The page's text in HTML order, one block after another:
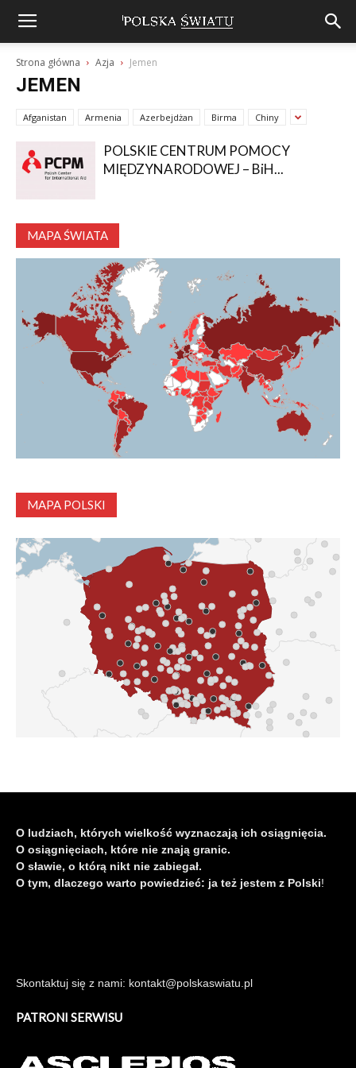
Strona główna Azja Jemen
JEMEN
Afganistan Armenia Azerbejdżan Birma Chiny
POLSKIE CENTRUM POMOCY
MIĘDZYNARODOWEJ – BiH...
MAPA ŚWIATA
MAPA POLSKI
O ludziach, których wielkość wyznaczają ich osiągnięcia.
O osiągnięciach, które nie znają granic.
O sławie, o którą nikt nie zabiegał.
O tym, dlaczego warto powiedzieć: ja też jestem z Polski!
Skontaktuj się z nami: kontakt@polskaswiatu.pl
PATRONI SERWISU